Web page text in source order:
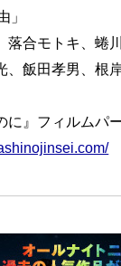
」
落合モトキ、蜷
飯田孝男、根
に』フィルムパ